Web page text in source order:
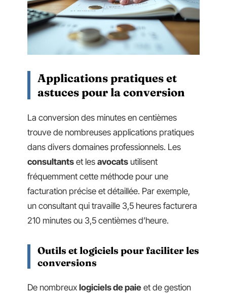
Applications pratiques et
astuces pour la conversion
La conversion des minutes en centièmes
trouve de nombreuses applications pratiques
dans divers domaines professionnels. Les
consultants et les avocats utilisent
fréquemment cette méthode pour une
facturation précise et détaillée. Par exemple,
un consultant qui travaille 3,5 heures facturera
210 minutes ou 3,5 centièmes d’heure.
Outils et logiciels pour faciliter les
conversions
De nombreux logiciels de paie et de gestion